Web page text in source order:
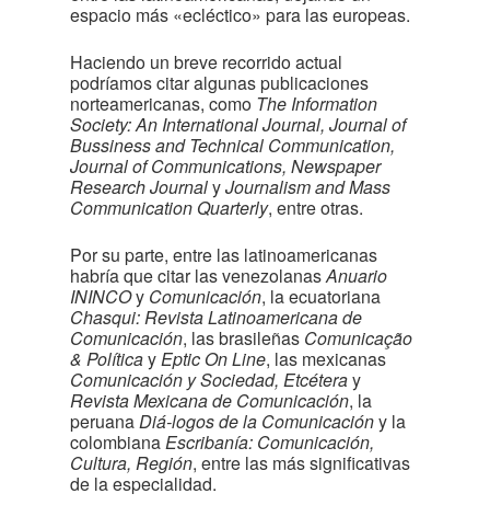
espacio más «ecléctico» para las europeas.
Haciendo un breve recorrido actual
podríamos citar algunas publicaciones
norteamericanas, como The Information
Society: An International Journal, Journal of
Bussiness and Technical Communication,
Journal of Communications, Newspaper
Research JournalyJournalism and Mass
Communication Quarterly, entre otras.
Por su parte, entre las latinoamericanas
habría que citar las venezolanasAnuario
ININCOy Comunicación, la ecuatoriana
Chasqui: Revista Latinoamericana de
Comunicación, las brasileñas Comunicação
& Políticay Eptic On Line, las mexicanas
Comunicación y Sociedad, Etcéteray
Revista Mexicana de Comunicación, la
peruana Diá-logos de la Comunicacióny la
colombiana Escribanía: Comunicación,
Cultura, Región, entre las más significativas
de la especialidad.